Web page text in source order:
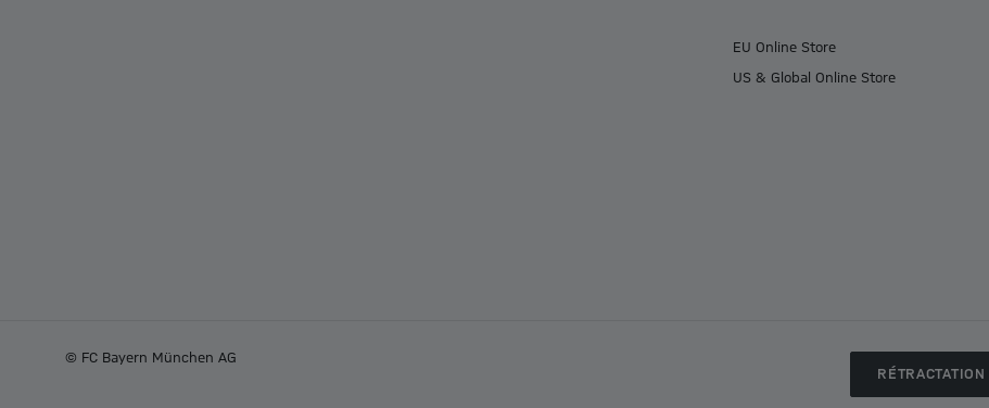
EU Online Store
US & Global Online Store
© FC Bayern München AG
RÉTRACTATION